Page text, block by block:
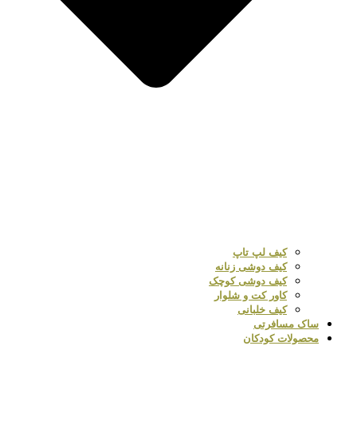
کیف لپ تاپ
کیف دوشی زنانه
کیف دوشی کوچک
کاور کت و شلوار
کیف خلبانی
ساک مسافرتی
محصولات کودکان